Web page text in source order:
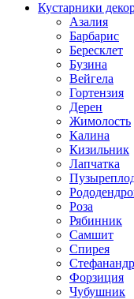
Кустарники
Азалия
Барбарис
Бересклет
Бузина
Вейгела
Гортензия
Дерен
Жимолость
Калина
Кизильник
Лапчатка
Роза
Рябинник
Самшит
Спирея
Форзиция
Чубушник